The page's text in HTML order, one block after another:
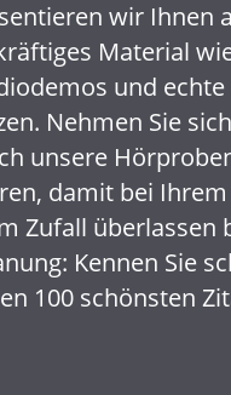
wir Ihnen
Material
und echte
Nehmen Sie
unsere
damit bei
Zufall überlassen
Kennen Sie
100 schönsten